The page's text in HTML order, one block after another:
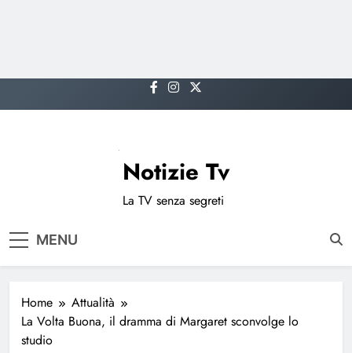
to
Notizie Tv
La TV senza segreti
MENU
Home
Attualità
La Volta Buona, il dramma di Margaret sconvolge lo
studio